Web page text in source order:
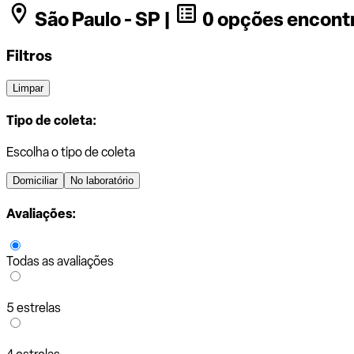
São Paulo - SP |
0 opções
Filtros
Limpar
Tipo de coleta:
Escolha o tipo de coleta
Domiciliar No laboratório
Avaliações:
Todas as avaliações
5 estrelas